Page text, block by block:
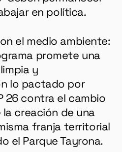
en política.
el medio ambiente:
promete una
y
lo pactado por
26 contra el cambio
creación de una
franja territorial
el Parque Tayrona.